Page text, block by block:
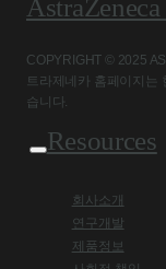
COPYRIGHT © 2025
트라제네카 홈페이지는
습니다.
Resources
회사소개
연구개발
제품정보